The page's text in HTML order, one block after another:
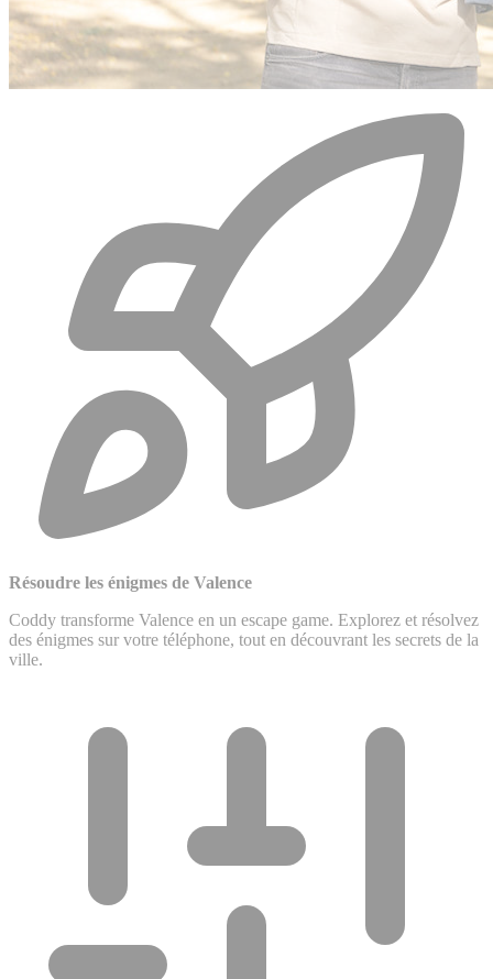
Résoudre les énigmes de Valence
Coddy transforme Valence en un escape game. Explorez et résolvez
des énigmes sur votre téléphone, tout en découvrant les secrets de la
ville.